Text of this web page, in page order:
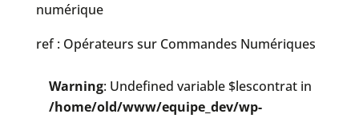
numérique
ref : Opérateurs sur Commandes Numériques
Warning: Undefined variable $lescontrat in
/home/old/www/equipe_dev/wp-